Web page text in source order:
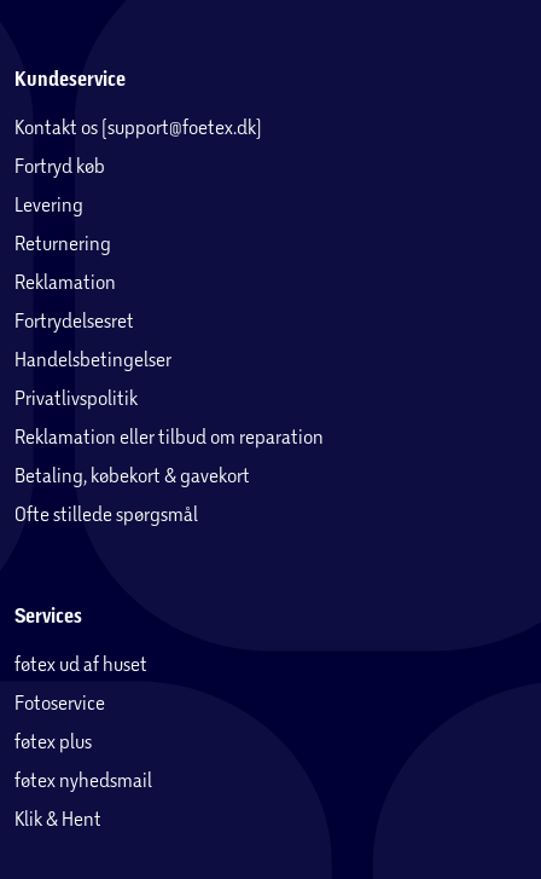
Kundeservice
Kontakt os (support@foetex.dk)
Fortryd køb
Levering
Returnering
Reklamation
Fortrydelsesret
Handelsbetingelser
Privatlivspolitik
Reklamation eller tilbud om reparation
Betaling, købekort & gavekort
Ofte stillede spørgsmål
Services
føtex ud af huset
Fotoservice
føtex plus
føtex nyhedsmail
Klik & Hent